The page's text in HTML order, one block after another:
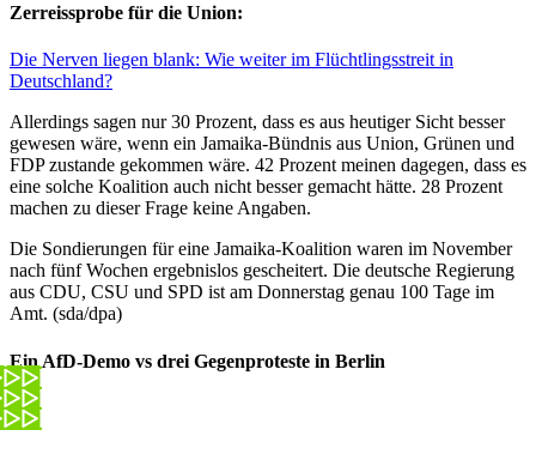
Zerreissprobe für die Union:
Die Nerven liegen blank: Wie weiter im Flüchtlingsstreit in
Deutschland?
Allerdings sagen nur 30 Prozent, dass es aus heutiger Sicht besser
gewesen wäre, wenn ein Jamaika-Bündnis aus Union, Grünen und
FDP zustande gekommen wäre. 42 Prozent meinen dagegen, dass es
eine solche Koalition auch nicht besser gemacht hätte. 28 Prozent
machen zu dieser Frage keine Angaben.
Die Sondierungen für eine Jamaika-Koalition waren im November
nach fünf Wochen ergebnislos gescheitert. Die deutsche Regierung
aus CDU, CSU und SPD ist am Donnerstag genau 100 Tage im
Amt. (sda/dpa)
Ein AfD-Demo vs drei Gegenproteste in Berlin